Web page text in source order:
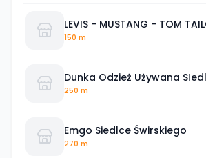
LEVIS - MUSTANG - TOM
150 m
Dunka Odzież Używana
250 m
Emgo Siedlce Świrskiego
270 m